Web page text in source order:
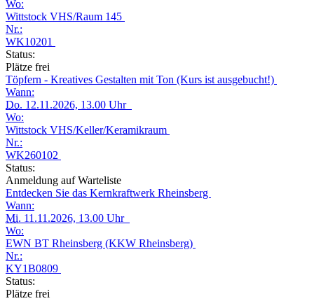
Wo:
Wittstock VHS/Raum 145
Nr.:
WK10201
Status:
Plätze frei
Töpfern - Kreatives Gestalten mit Ton (Kurs ist ausgebucht!)
Wann:
Do. 12.11.2026, 13.00 Uhr
Wo:
Wittstock VHS/Keller/Keramikraum
Nr.:
WK260102
Status:
Anmeldung auf Warteliste
Entdecken Sie das Kernkraftwerk Rheinsberg
Wann:
Mi. 11.11.2026, 13.00 Uhr
Wo:
EWN BT Rheinsberg (KKW Rheinsberg)
Nr.:
KY1B0809
Status:
Plätze frei